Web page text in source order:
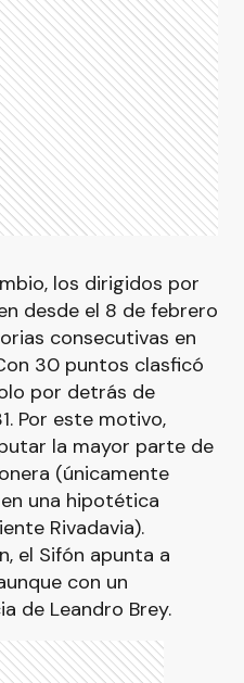
los dirigidos por
desde el 8 de febrero
consecutivas en
30 puntos clasficó
por detrás de
Por este motivo,
la mayor parte de
(únicamente
una hipotética
Rivadavia).
el Sifón apunta a
con un
de Leandro Brey.